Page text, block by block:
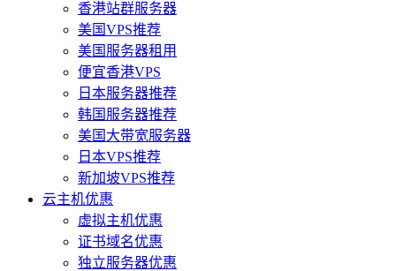
香港站群服务器
美国VPS推荐
美国服务器租用
便宜香港VPS
日本服务器推荐
韩国服务器推荐
美国大带宽服务器
日本VPS推荐
新加坡VPS推荐
云主机优惠
虚拟主机优惠
证书域名优惠
独立服务器优惠